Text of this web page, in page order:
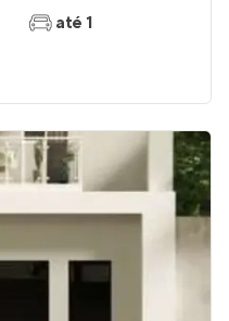
até 1